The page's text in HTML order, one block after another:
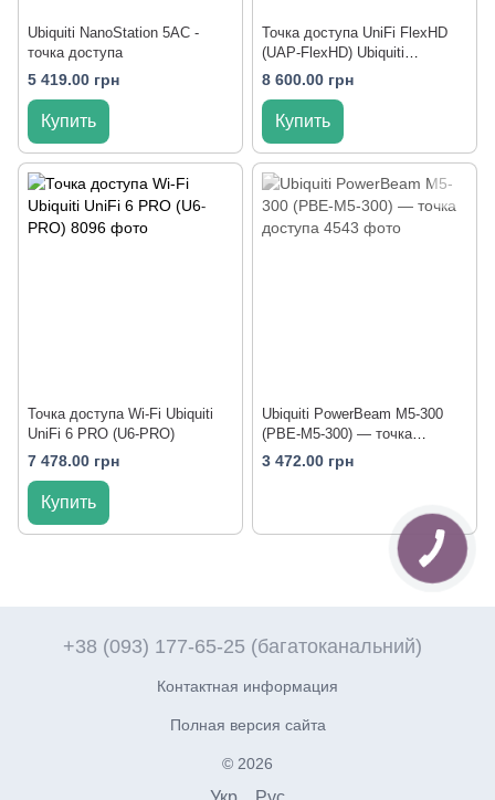
Ubiquiti NanoStation 5AC -
точка доступа
5 419.00 грн
Купить
Точка доступа UniFi FlexHD
(UAP-FlexHD) Ubiquiti
Networks - точка доступа
8 600.00 грн
Купить
Точка доступа Wi-Fi Ubiquiti
UniFi 6 PRO (U6-PRO)
7 478.00 грн
Купить
Ubiquiti PowerBeam M5-300
(PBE-M5-300) — точка
доступа
3 472.00 грн
+38 (093) 177-65-25 (багатоканальний)
Контактная информация
Полная версия сайта
© 2026